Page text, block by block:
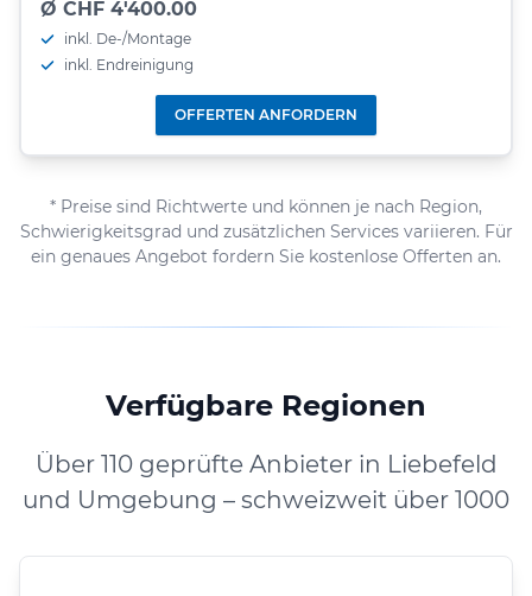
Ø CHF 4'400.00
inkl. De-/Montage
inkl. Endreinigung
OFFERTEN ANFORDERN
* Preise sind Richtwerte und können je nach Region,
Schwierigkeitsgrad und zusätzlichen Services variieren. Für
ein genaues Angebot fordern Sie kostenlose Offerten an.
Verfügbare Regionen
Über 110 geprüfte Anbieter in Liebefeld
und Umgebung – schweizweit über 1000